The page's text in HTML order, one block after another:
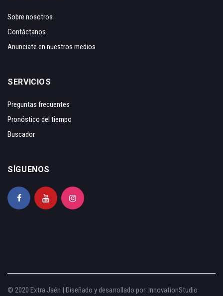
Sobre nosotros
Contáctanos
Anunciate en nuestros medios
SERVICIOS
Preguntas frecuentes
Pronóstico del tiempo
Buscador
SÍGUENOS
© 2020 Extra Jaén | Diseñado y desarrollado por: InnovationStudio